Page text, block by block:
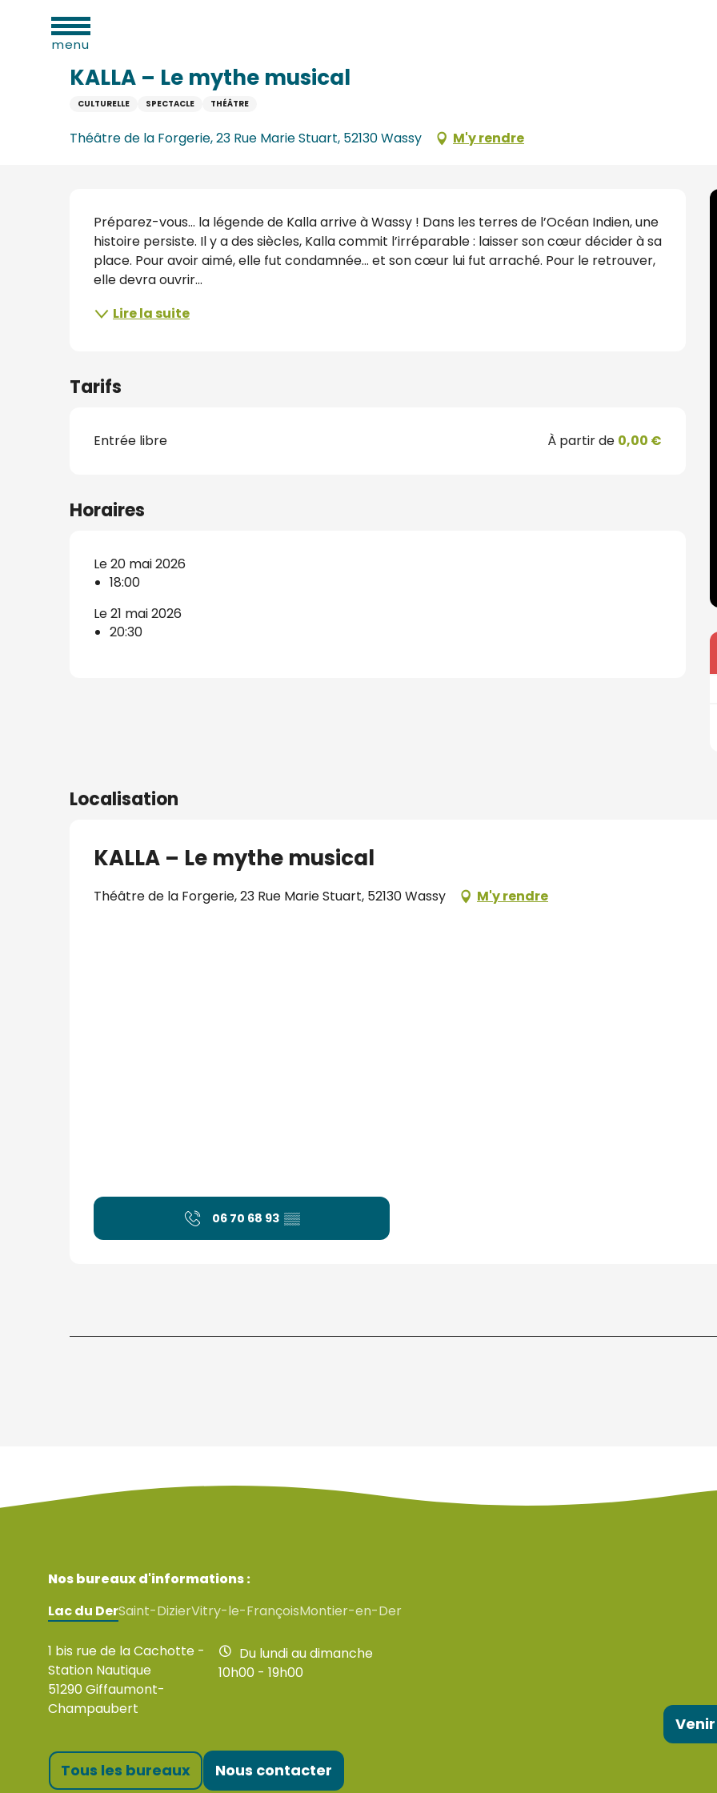
contenumenu
Accueil
KALLA – Le mythe musical
CULTURELLE SPECTACLE THÉÂTRE
Théâtre de la Forgerie, 23 Rue Marie Stuart, 52130 Wassy M'y rendre
Description
Préparez-vous… la légende de Kalla arrive à Wassy ! Dans les terres de l’Océan Indien, une
histoire persiste. Il y a des siècles, Kalla commit l’irréparable : laisser son cœur décider à sa
place. Pour avoir aimé, elle fut condamnée… et son cœur lui fut arraché. Pour le retrouver,
elle devra ouvrir...
Lire la suite
Tarifs
Entrée libre À partir de 0,00 €
Horaires
Le 20 mai 2026
18:00
Le 21 mai 2026
20:30
Localisation
KALLA – Le mythe musical
Théâtre de la Forgerie, 23 Rue Marie Stuart, 52130 Wassy M'y rendre
06 70 68 93 ▒▒
Nos bureaux d'informations :
Lac du DerSaint-DizierVitry-le-FrançoisMontier-en-Der
1 bis rue de la Cachotte -
Station Nautique
51290 Giffaumont-
Champaubert
Du lundi au dimanche
10h00 - 19h00
Tous les bureaux Nous contacter